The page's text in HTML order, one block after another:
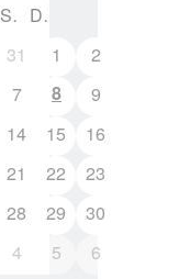
S
D
31 1
2
7 8
9
14 15
16
21 22
23
28 29
30
4 5 6